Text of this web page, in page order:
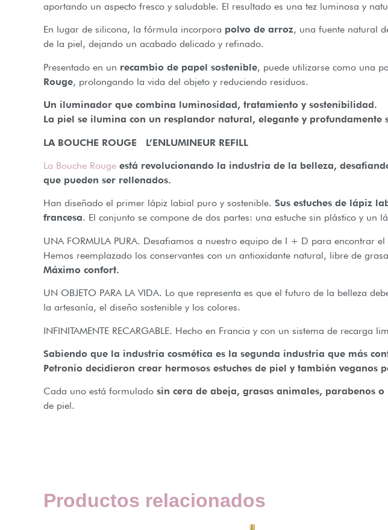
aportando un aspecto fresco y saludable. El resultado es una tez luminosa y
En lugar de silicona, la fórmula incorpora polvo de arroz, una fuente natural
de la piel, dejando un acabado delicado y refinado.
Presentado en un recambio de papel sostenible, puede utilizarse como una
Rouge, prolongando la vida del objeto y reduciendo residuos.
Un iluminador que combina luminosidad, tratamiento y sostenibilidad.
La piel se ilumina con un resplandor natural, elegante y profundamente
LA BOUCHE ROUGE L’ENLUMINEUR REFILL
La Bouche Rouge está revolucionando la industria de la belleza,
que pueden ser rellenados.
Han diseñado el primer lápiz labial puro y sostenible. Sus estuches de lápiz
francesa. El conjunto se compone de dos partes: una estuche sin plástico y un
UNA FORMULA PURA. Desafiamos a nuestro equipo de I + D para encontrar
Hemos reemplazado los conservantes con un antioxidante natural, libre de
Máximo confort.
UN OBJETO PARA LA VIDA. Lo que representa es que el futuro de la belleza
la artesanía, el diseño sostenible y los colores.
INFINITAMENTE RECARGABLE. Hecho en Francia y con un sistema de recarga
Sabiendo que la industria cosmética es la segunda industria que más
Petronio decidieron crear hermosos estuches de piel y también
Cada uno está formulado sin cera de abeja, grasas animales, parabenos
de piel.
Productos relacionados